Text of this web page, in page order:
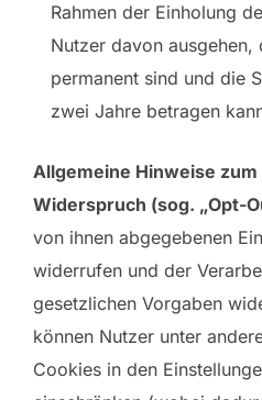
Rahmen der Einholung
Nutzer davon ausgehen,
permanent sind und die
zwei Jahre betragen
Allgemeine Hinweise
Widerspruch (sog. „Opt-
von ihnen abgegebenen
widerrufen und der
gesetzlichen Vorgaben
können Nutzer unter
Cookies in den